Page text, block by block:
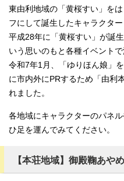
東由利地域の「黄桜すい」を
フにして誕生したキャラクター
平成28年に「黄桜すい」が誕
いう思いのもと各種イベントで
令和7年1月、「ゆりほん娘」
に市内外にPRするため「由利
れました。
各地域にキャラクターのパネ
ひ足を運んでみてください。
【本荘地域】御殿鞠あやめ